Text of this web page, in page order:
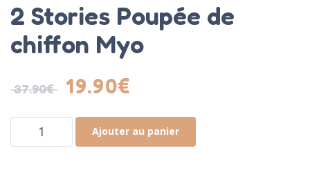
2 Stories Poupée de
chiffon Myo
37.90€ 19.90€
Ajouter au panier